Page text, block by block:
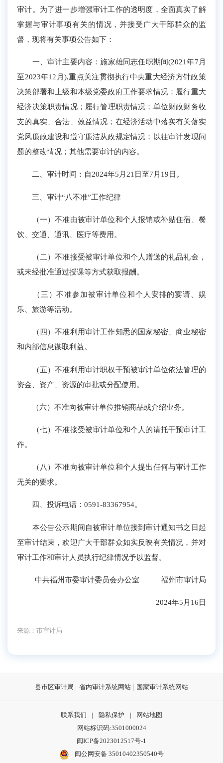
审计。为了进一步增强审计工作的透明度，全面真实了解
掌握与审计事项有关的情况，并接受广大干部群众的监
督，现将有关事项公告如下：
一、审计主要内容：施家雄同志任职期间(2021年7月
至2023年12月),重点关注贯彻执行中央重大经济方针政策
决策部署和上级和本级党委政府工作要求情况；履行重大
经济决策职责情况；履行管理职责情况；单位财政财务收
支的真实、合法、效益情况；在经济活动中落实有关落实
党风廉政建设和遵守廉洁从政规定情况；以往审计发现问
题的整改情况；其他需要审计的内容。
二、审计时间：自2024年5月21日至7月19日。
三、审计“八不准”工作纪律
（一）不准由被审计单位和个人报销或补贴住宿、餐
饮、交通、通讯、医疗等费用。
（二）不准接受被审计单位和个人赠送的礼品礼金，
或未经批准通过授课等方式获取报酬。
（三）不准参加被审计单位和个人安排的宴请、娱
乐、旅游等活动。
（四）不准利用审计工作知悉的国家秘密、商业秘密
和内部信息谋取利益。
（五）不准利用审计职权干预被审计单位依法管理的
资金、资产、资源的审批或分配使用。
（六）不准向被审计单位推销商品或介绍业务。
（七）不准接受被审计单位和个人的请托干预审计工
作。
（八）不准向被审计单位和个人提出任何与审计工作
无关的要求。
四、投诉电话：0591-83367954。
本公告公示期间自被审计单位接到审计通知书之日起
至审计结束，欢迎广大干部群众如实反映有关情况，并对
审计工作和审计人员执行纪律情况予以监督。
中共福州市委审计委员会办公室 福州市审计局
2024年5月16日
来源：市审计局
县市区审计局 省内审计系统网站 国家审计系统网站
联系我们 | 隐私保护 |
网站地图
网站标识码:3501000024
闽ICP备2023012517号-1
闽公网安备 35010402350540号